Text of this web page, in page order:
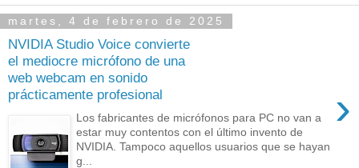
martes, 4 de febrero de 2025
NVIDIA Studio Voice convierte
el mediocre micrófono de una
web webcam en sonido
prácticamente profesional
›
Los fabricantes de micrófonos para PC no van a
estar muy contentos con el último invento de
NVIDIA. Tampoco aquellos usuarios que se hayan
g...